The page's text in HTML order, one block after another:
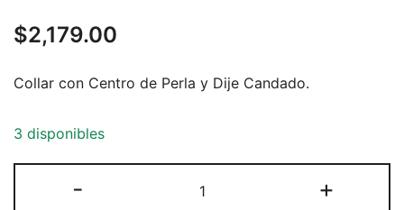
$2,179.00
Collar con Centro de Perla y Dije Candado.
3 disponibles
-
de
+